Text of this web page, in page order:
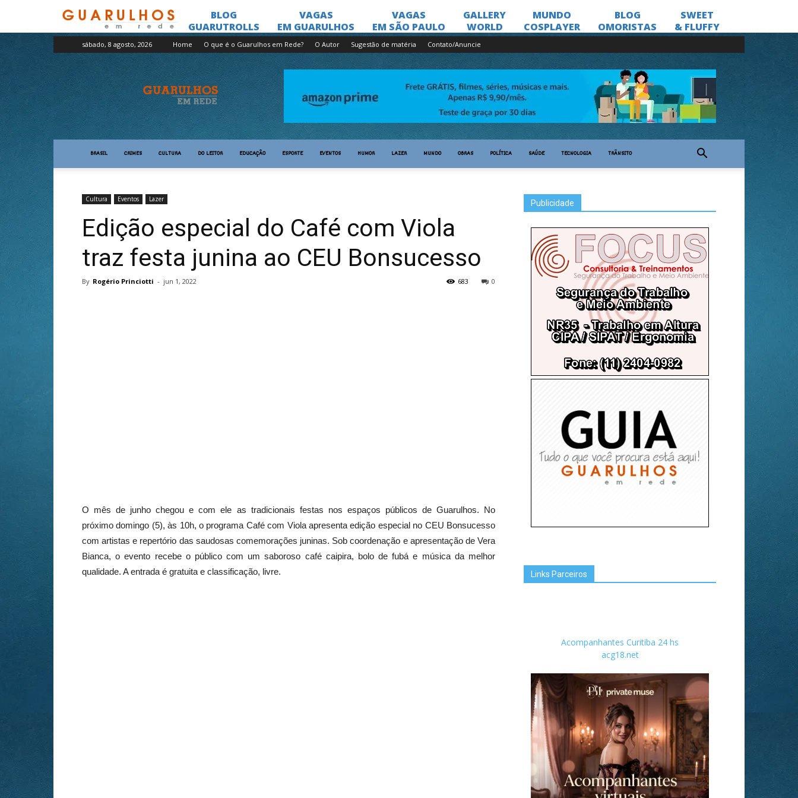
sábado, 8 agosto, 2026 Home O que é o Guarulhos em Rede? O Autor Sugestão de matéria Contato/Anuncie
Guarulhos
em
Rede
BRASIL CRIMES CULTURA DO LEITOR EDUCAÇÃO ESPORTE EVENTOS HUMOR LAZER MUNDO OBRAS POLÍTICA SAÚDE TECNOLOGIA TRÂNSITO
Cultura Eventos Lazer
Edição especial do Café com Viola
traz festa junina ao CEU Bonsucesso
By Rogério Princiotti - jun 1, 2022 0
683
O mês de junho chegou e com ele as tradicionais festas nos espaços públicos de Guarulhos. No
próximo domingo (5), às 10h, o programa Café com Viola apresenta edição especial no CEU Bonsucesso
com artistas e repertório das saudosas comemorações juninas. Sob coordenação e apresentação de Vera
Bianca, o evento recebe o público com um saboroso café caipira, bolo de fubá e música da melhor
qualidade. A entrada é gratuita e classificação, livre.
Publicidade
Links Parceiros
Acompanhantes Curitiba 24 hs
acg18.net